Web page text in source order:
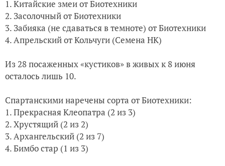
1. Китайские змеи от Биотехники
2. Засолочный от Биотехники
3. Забияка (не сдаваться в темноте) от Биотехники
4. Апрельский от Кольчуги (Семена НК)
Из 28 посаженных «кустиков» в живых к 8 июня
осталось лишь 10.
Спартанскими наречены сорта от Биотехники:
1. Прекрасная Клеопатра (2 из 3)
2. Хрустящий (2 из 2)
3. Архангельский (2 из 7)
4. Бимбо стар (1 из 3)